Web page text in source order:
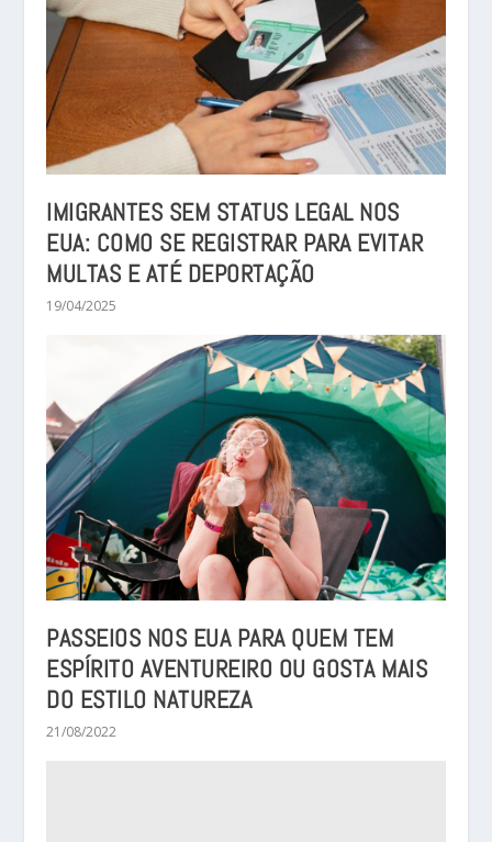
IMIGRANTES SEM STATUS LEGAL NOS
EUA: COMO SE REGISTRAR PARA EVITAR
MULTAS E ATÉ DEPORTAÇÃO
19/04/2025
PASSEIOS NOS EUA PARA QUEM TEM
ESPÍRITO AVENTUREIRO OU GOSTA MAIS
DO ESTILO NATUREZA
21/08/2022